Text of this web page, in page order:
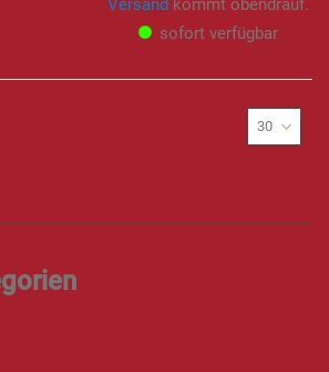
Versand kommt obendrauf.
sofort verfügbar